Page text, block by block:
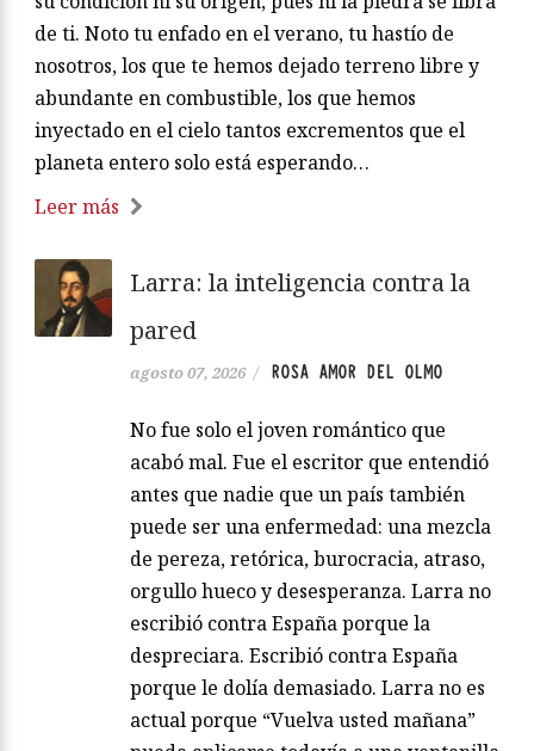
de ti. Noto tu enfado en el verano, tu hastío de
nosotros, los que te hemos dejado terreno libre y
abundante en combustible, los que hemos
inyectado en el cielo tantos excrementos que el
planeta entero solo está esperando…
Leer más
Larra: la inteligencia contra la
pared
agosto 07, 2026 / ROSA AMOR DEL OLMO
No fue solo el joven romántico que
acabó mal. Fue el escritor que entendió
antes que nadie que un país también
puede ser una enfermedad: una mezcla
de pereza, retórica, burocracia, atraso,
orgullo hueco y desesperanza. Larra no
escribió contra España porque la
despreciara. Escribió contra España
porque le dolía demasiado. Larra no es
actual porque “Vuelva usted mañana”